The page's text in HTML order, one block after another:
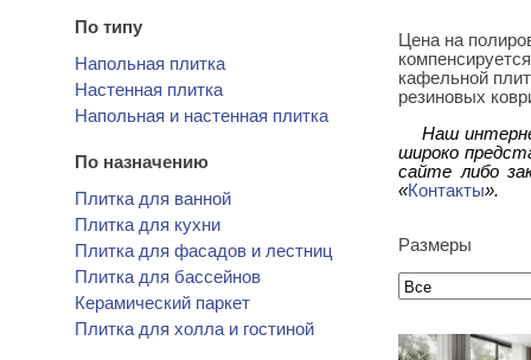
По типу
Напольная плитка
Настенная плитка
Напольная и настенная плитка
По назначению
Плитка для ванной
Плитка для кухни
Плитка для фасадов и лестниц
Плитка для бассейнов
Керамический паркет
Плитка для холла и гостиной
Цена на
кафельной
резиновых
Наш
широко
сайте либо
«Контакты».
Размеры